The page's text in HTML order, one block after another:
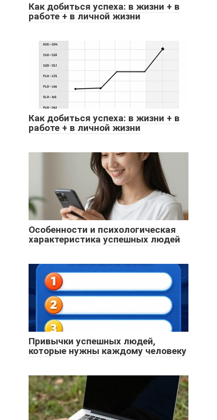
Как добиться успеха: в жизни + в
работе + в личной жизни
Как добиться успеха: в жизни + в
работе + в личной жизни
Особенности и психологическая
характеристика успешных людей
Привычки успешных людей,
которые нужны каждому человеку